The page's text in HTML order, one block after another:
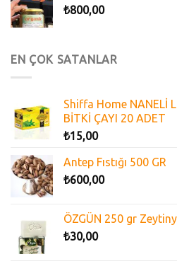
₺800,00
EN ÇOK SATANLAR
Shiffa Home NANELİ
BİTKİ ÇAYI 20 ADET
₺15,00
Antep Fıstığı 500 GR
₺600,00
ÖZGÜN 250 gr
₺30,00